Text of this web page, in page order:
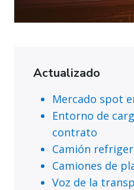
Actualizado
Mercado spot
Entorno de
contrato
Camión
Camiones de
Voz de la